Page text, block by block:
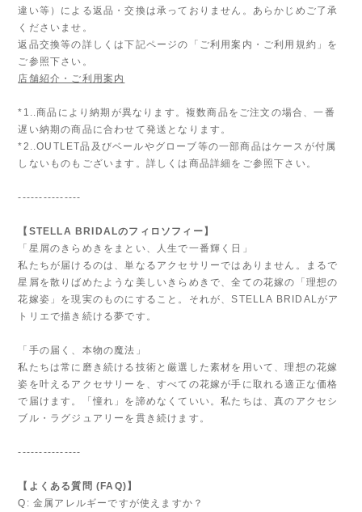
違い等）による返品・交換は承っておりません。あらかじめご了承
くださいませ。
返品交換等の詳しくは下記ページの「ご利用案内・ご利用規約」を
ご参照下さい。
店舗紹介・ご利用案内
*1..商品により納期が異なります。複数商品をご注文の場合、一番
遅い納期の商品に合わせて発送となります。
*2..OUTLET品及びベールやグローブ等の一部商品はケースが付属
しないものもございます。詳しくは商品詳細をご参照下さい。
---------------
【STELLA BRIDALのフィロソフィー】
「星屑のきらめきをまとい、人生で一番輝く日」
私たちが届けるのは、単なるアクセサリーではありません。まるで
星屑を散りばめたような美しいきらめきで、全ての花嫁の「理想の
花嫁姿」を現実のものにすること。それが、STELLA BRIDALがア
トリエで描き続ける夢です。
「手の届く、本物の魔法」
私たちは常に磨き続ける技術と厳選した素材を用いて、理想の花嫁
姿を叶えるアクセサリーを、すべての花嫁が手に取れる適正な価格
で届けます。「憧れ」を諦めなくていい。私たちは、真のアクセシ
ブル・ラグジュアリーを貫き続けます。
---------------
【よくある質問 (FAQ)】
Q: 金属アレルギーですが使えますか？